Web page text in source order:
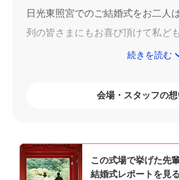
日光東照宮でのご結婚式をお二人
列の皆さまにもお喜び頂けて私ど
ります。本当にありがとうございま
なることのない場所です。結婚記
ら人生をツナグ場所としてこれか
ごとにお越しいただければ幸いで
続きを読む
会場・スタッフの
この式場で挙げた先
結婚式レポートを見る